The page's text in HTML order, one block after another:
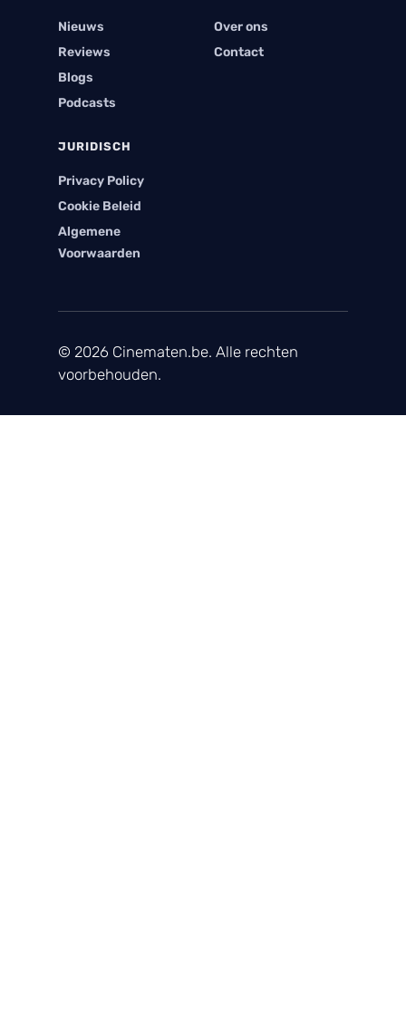
Nieuws
Reviews
Blogs
Podcasts
Over ons
Contact
JURIDISCH
Privacy Policy
Cookie Beleid
Algemene
Voorwaarden
© 2026 Cinematen.be. Alle rechten
voorbehouden.